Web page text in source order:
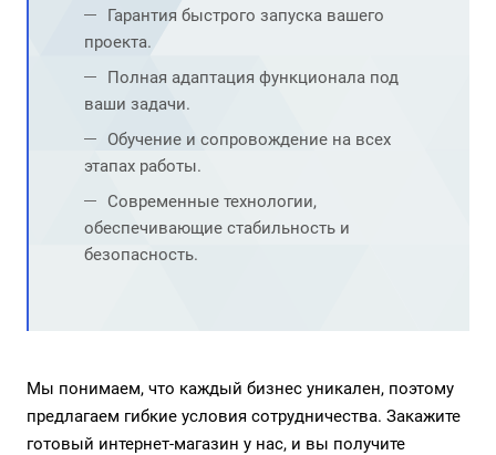
Гарантия быстрого запуска вашего
проекта.
Полная адаптация функционала под
ваши задачи.
Обучение и сопровождение на всех
этапах работы.
Современные технологии,
обеспечивающие стабильность и
безопасность.
Мы понимаем, что каждый бизнес уникален, поэтому
предлагаем гибкие условия сотрудничества. Закажите
готовый интернет-магазин у нас, и вы получите